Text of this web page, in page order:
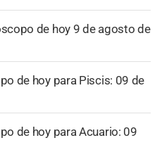
de hoy 9 de agosto de
de hoy para Piscis: 09 de
de hoy para Acuario: 09